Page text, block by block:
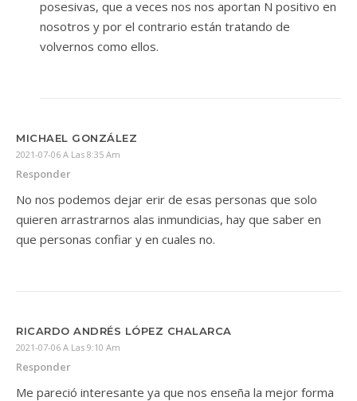
posesivas, que a veces nos nos aportan N positivo en
nosotros y por el contrario están tratando de
volvernos como ellos.
MICHAEL GONZÁLEZ
2021-07-06 A Las 8:35 Am
Responder
No nos podemos dejar erir de esas personas que solo
quieren arrastrarnos alas inmundicias, hay que saber en
que personas confiar y en cuales no.
RICARDO ANDRÉS LÓPEZ CHALARCA
2021-07-06 A Las 9:10 Am
Responder
Me pareció interesante ya que nos enseña la mejor forma